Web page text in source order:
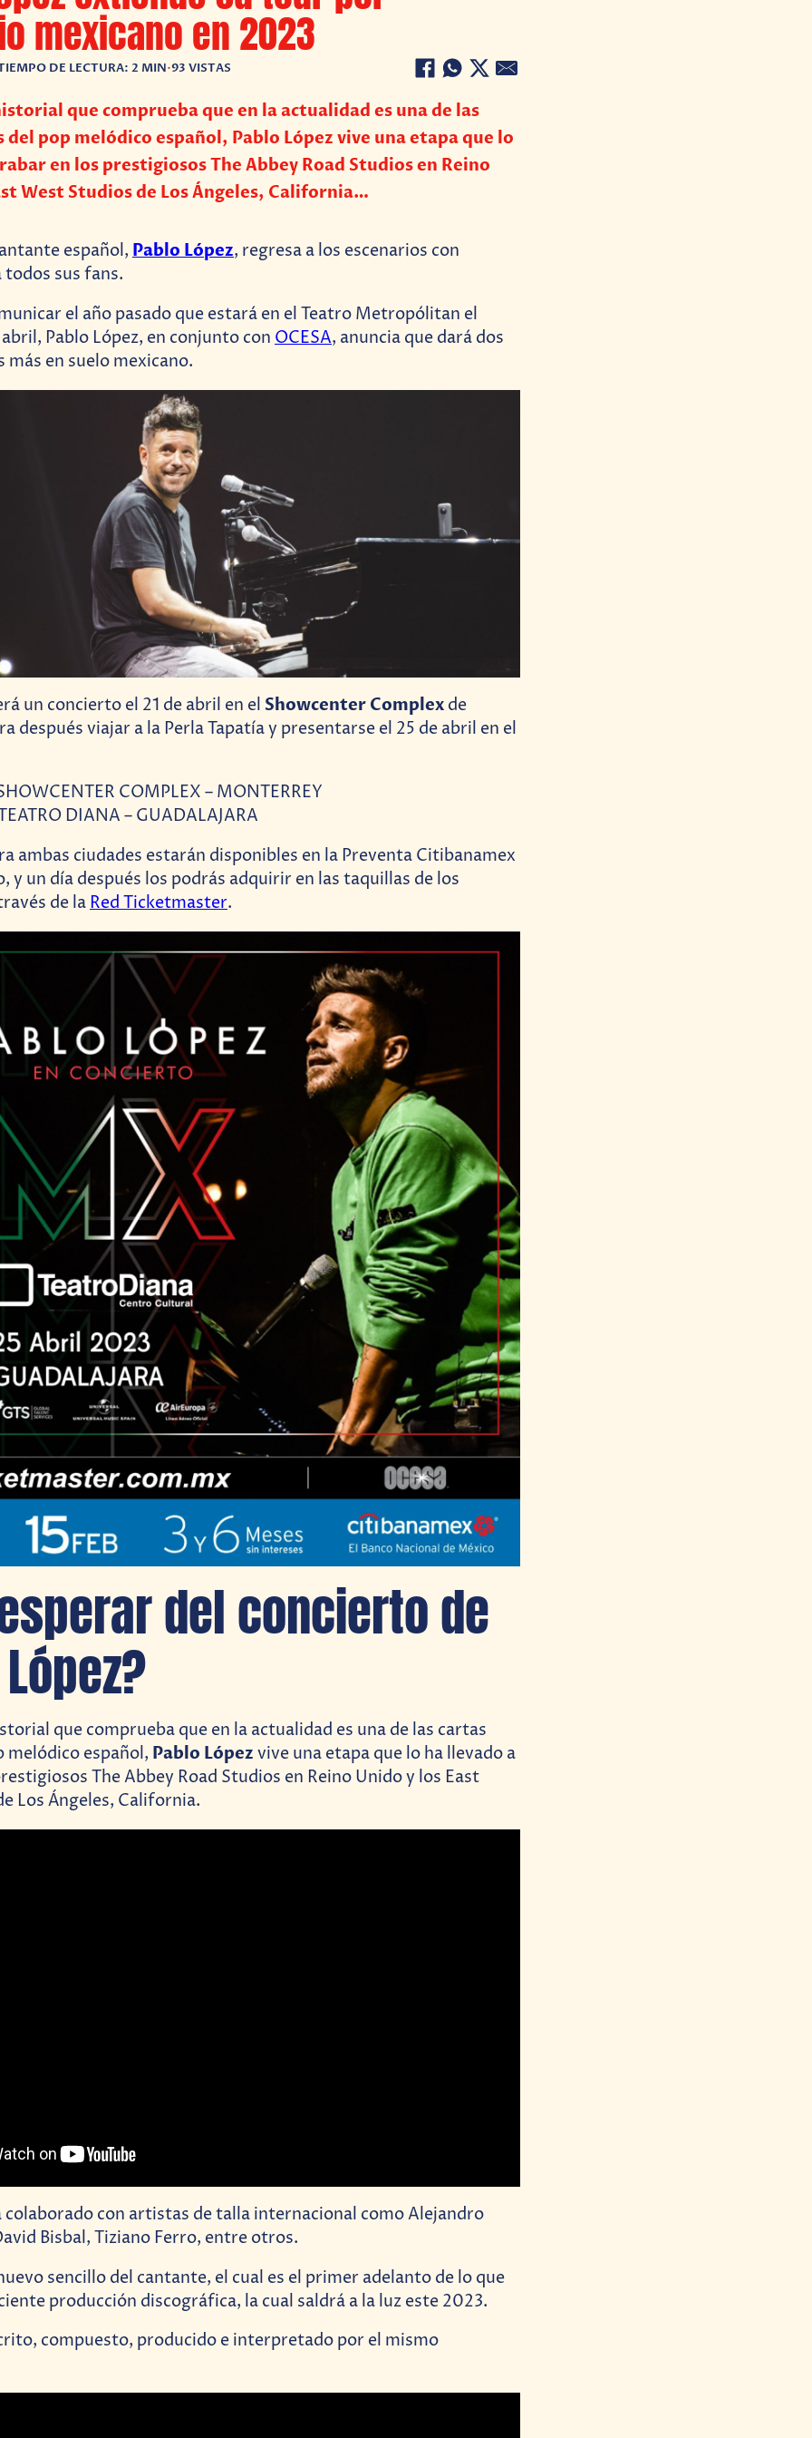
mexicano en 2023
DE LECTURA: 2 MIN•93 VISTAS
que comprueba que en la actualidad es una de las
pop melódico español, Pablo López vive una etapa que lo
en los prestigiosos The Abbey Road Studios en Reino
West Studios de Los Ángeles, California…
español, Pablo López, regresa a los escenarios con
sus fans.
el año pasado que estará en el Teatro Metropólitan el
Pablo López, en conjunto con OCESA, anuncia que dará dos
más en suelo mexicano.
un concierto el 21 de abril en el Showcenter Complex de
después viajar a la Perla Tapatía y presentarse el 25 de abril en el
COMPLEX – MONTERREY
DIANA – GUADALAJARA
ambas ciudades estarán disponibles en la Preventa Citibanamex
y un día después los podrás adquirir en las taquillas de los
de laRed Ticketmaster.
del concierto de
que comprueba que en la actualidad es una de las cartas
melódico español, Pablo López vive una etapa que lo ha llevado a
The Abbey Road Studios en Reino Unido y los East
Los Ángeles, California.
colaborado con artistas de talla internacional como Alejandro
Bisbal, Tiziano Ferro, entre otros.
sencillo del cantante, el cual es el primer adelanto de lo que
producción discográfica, la cual saldrá a la luz este 2023.
compuesto, producido e interpretado por el mismo